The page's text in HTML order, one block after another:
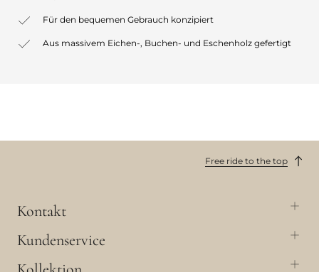
Für den bequemen Gebrauch konzipiert
Aus massivem Eichen-, Buchen- und Eschenholz gefertigt
Free ride to the top
Kontakt
Kundenservice